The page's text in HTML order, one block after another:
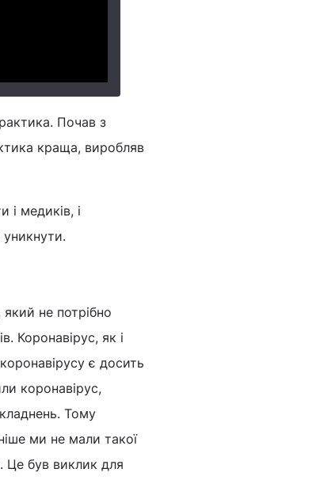
Почав з
краща, виробляв
медиків, і
не потрібно
Коронавірус, як і
є досить
коронавірус,
Тому
ми не мали такої
Це був виклик для